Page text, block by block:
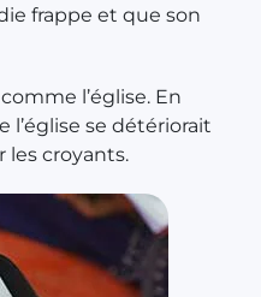
frappe et que son
l’église. En
l’église se détériorait
les croyants.